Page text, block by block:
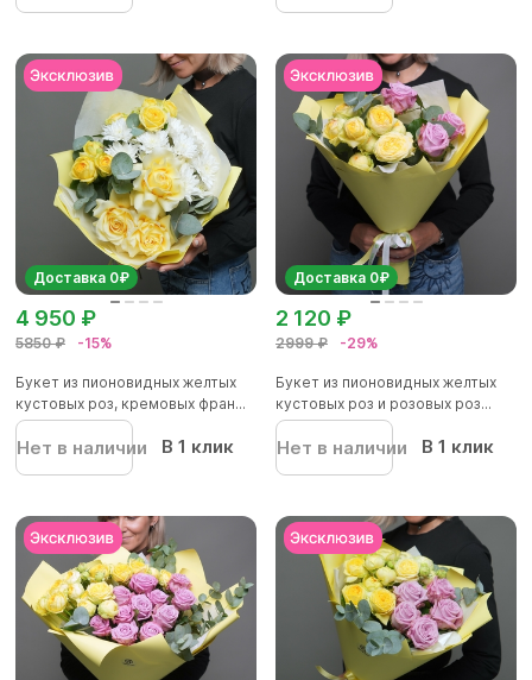
Доставка 0₽
5850 ₽ -15%
4 950 ₽
Букет из пионовидных желтых
кустовых роз, кремовых фран...
Нет в наличии В 1 клик
Доставка 0₽
2999 ₽ -29%
2 120 ₽
Букет из пионовидных желтых
кустовых роз и розовых роз...
Нет в наличии В 1 клик